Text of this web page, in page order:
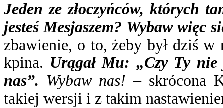
Jeden ze złoczyńców, których
jesteś Mesjaszem? Wybaw więc
zbawienie, o to, żeby był dziś
kpina. Urągał Mu: „Czy Ty nie
nas”. Wybaw nas!– skrócona
takiej wersji i z takim